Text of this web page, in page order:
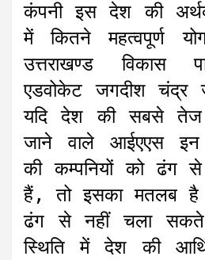
कंपनी इस देश की
में कितने महत्वपूर्ण
उत्तराखण्ड विकास
एडवोकेट जगदीश चंद्र
यदि देश की सबसे तेज
जाने वाले आईएएस इन
की कम्पनियों को ढंग
हैं, तो इसका मतलब
ढंग से नहीं चला
स्थिति में देश की